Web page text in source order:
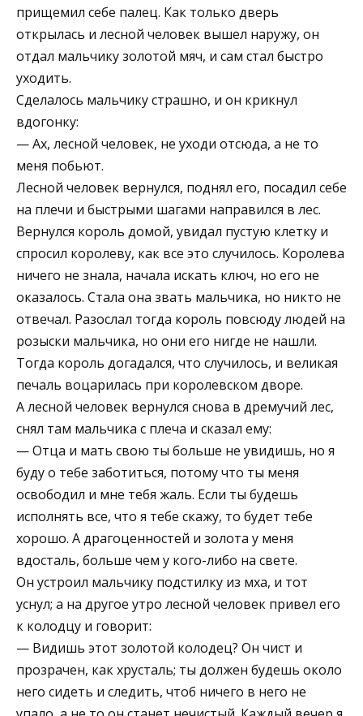
прищемил себе палец. Как только дверь
открылась и лесной человек вышел наружу, он
отдал мальчику золотой мяч, и сам стал быстро
уходить.
Сделалось мальчику страшно, и он крикнул
вдогонку:
— Ах, лесной человек, не уходи отсюда, а не то
меня побьют.
Лесной человек вернулся, поднял его, посадил себе
на плечи и быстрыми шагами направился в лес.
Вернулся король домой, увидал пустую клетку и
спросил королеву, как все это случилось. Королева
ничего не знала, начала искать ключ, но его не
оказалось. Стала она звать мальчика, но никто не
отвечал. Разослал тогда король повсюду людей на
розыски мальчика, но они его нигде не нашли.
Тогда король догадался, что случилось, и великая
печаль воцарилась при королевском дворе.
А лесной человек вернулся снова в дремучий лес,
снял там мальчика с плеча и сказал ему:
— Отца и мать свою ты больше не увидишь, но я
буду о тебе заботиться, потому что ты меня
освободил и мне тебя жаль. Если ты будешь
исполнять все, что я тебе скажу, то будет тебе
хорошо. А драгоценностей и золота у меня
вдосталь, больше чем у кого-либо на свете.
Он устроил мальчику подстилку из мха, и тот
уснул; а на другое утро лесной человек привел его
к колодцу и говорит:
— Видишь этот золотой колодец? Он чист и
прозрачен, как хрусталь; ты должен будешь около
него сидеть и следить, чтоб ничего в него не